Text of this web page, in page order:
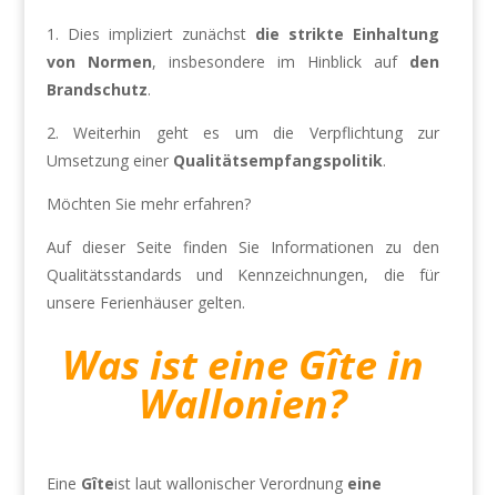
1. Dies impliziert zunächst die strikte Einhaltung
von Normen, insbesondere im Hinblick auf den
Brandschutz.
2. Weiterhin geht es um die Verpflichtung zur
Umsetzung einer Qualitätsempfangspolitik.
Möchten Sie mehr erfahren?
Auf dieser Seite finden Sie Informationen zu den
Qualitätsstandards und Kennzeichnungen, die für
unsere Ferienhäuser gelten.
Was ist eine Gîte in
Wallonien?
Eine Gîteist laut wallonischer Verordnung eine